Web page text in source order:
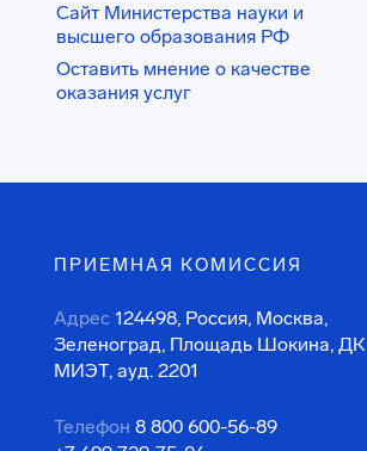
Сайт Министерства науки и
высшего образования РФ
Оставить мнение о качестве
оказания услуг
ПРИЕМНАЯ КОМИССИЯ
Адрес 124498, Россия, Москва,
Зеленоград, Площадь Шокина, ДК
МИЭТ, ауд. 2201
Телефон 8 800 600-56-89